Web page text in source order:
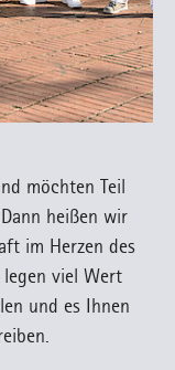
möchten Teil
Dann heißen wir
im Herzen des
legen viel Wert
und es Ihnen